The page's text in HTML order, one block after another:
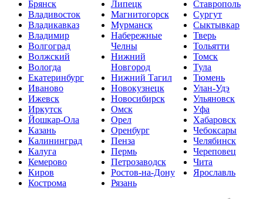
Брянск
Владивосток
Владикавказ
Владимир
Волгоград
Волжский
Вологда
Екатеринбург
Иваново
Ижевск
Иркутск
Йошкар-Ола
Казань
Калининград
Калуга
Кемерово
Киров
Кострома
Липецк
Магнитогорск
Мурманск
Набережные
Челны
Нижний
Новгород
Нижний Тагил
Новокузнецк
Новосибирск
Омск
Орел
Оренбург
Пенза
Пермь
Петрозаводск
Ростов-на-Дону
Рязань
Ставрополь
Сургут
Сыктывкар
Тверь
Тольятти
Томск
Тула
Тюмень
Улан-Удэ
Ульяновск
Уфа
Хабаровск
Чебоксары
Челябинск
Череповец
Чита
Ярославль